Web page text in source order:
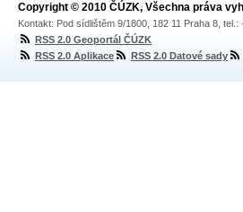
Copyright © 2010 ČÚZK, Všechna práva
Kontakt: Pod sídlištěm 9/1800, 182 11 Praha 8,
RSS 2.0 Geoportál ČÚZK
RSS 2.0 Aplikace
RSS 2.0 Datové sady